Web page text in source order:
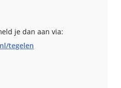
je dan aan via:
tegelen